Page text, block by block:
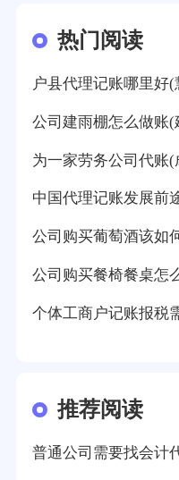
热门阅读
户县代理记账哪里好
公司建雨棚怎么做账
为一家劳务公司代账
中国代理记账发展前
公司购买葡萄酒该如
公司购买餐椅餐桌怎
个体工商户记账报税
推荐阅读
普通公司需要找会计